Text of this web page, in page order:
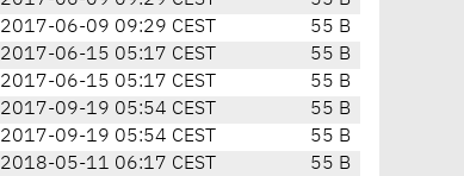
2017-06-09 09:29 CEST
55 B
2017-06-15 05:17 CEST
55 B
2017-06-15 05:17 CEST
55 B
2017-09-19 05:54 CEST
55 B
2017-09-19 05:54 CEST
55 B
2018-05-11 06:17 CEST
55 B